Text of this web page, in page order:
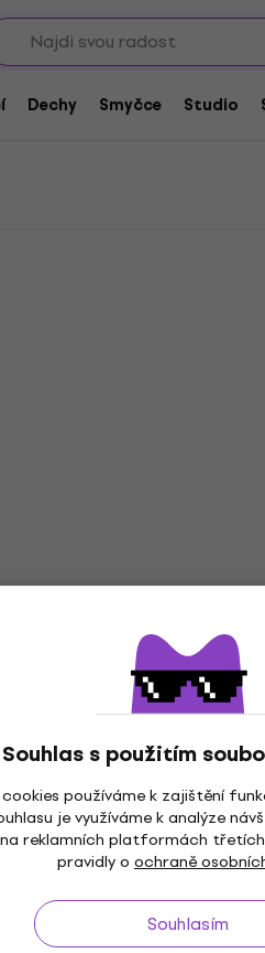
Dechy Smyčce Studio
Souhlas s použitím
používáme k zajištění
je využíváme k analýze
reklamních platformách
pravidly o ochraně
Souhlasím
Doprava zdarmaod 2